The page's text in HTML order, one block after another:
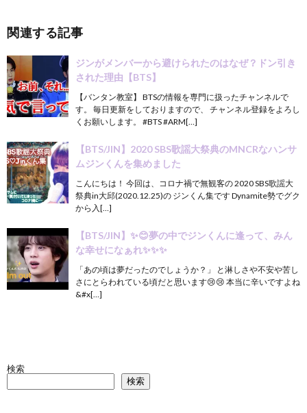
関連する記事
ジンがメンバーから避けられたのはなぜ？ドン引き
された理由【BTS】
【バンタン教室】 BTSの情報を専門に扱ったチャンネルで
す。 毎日更新をしておりますので、 チャンネル登録をよろし
くお願いします。 #BTS #ARM[…]
【BTS/JIN】2020 SBS歌謡大祭典のMNCRなハンサ
ムジンくんを集めました
こんにちは！ 今回は、コロナ禍で無観客の 2020 SBS歌謡大
祭典in大邱(2020.12.25)の ジンくん集です Dynamite勢でグク
から入[…]
【BTS/JIN】✨😊夢の中でジンくんに逢って、みん
な幸せになぁれ✨✨✨
「あの頃は夢だったのでしょうか？」 と淋しさや不安や苦し
さにとらわれている頃だと思います😢😢 本当に辛いですよね
&#x[…]
検索
検索